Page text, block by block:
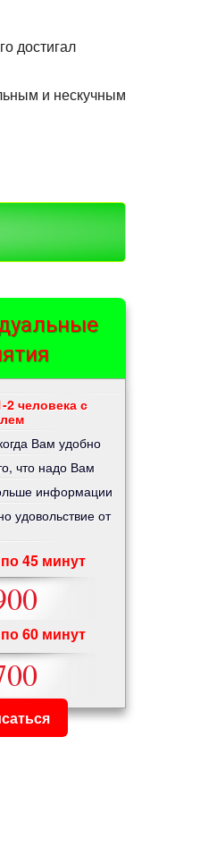
достигал
и нескучным
2 человека с
Вам удобно
что надо Вам
информации
удовольствие от
45 минут
60 минут